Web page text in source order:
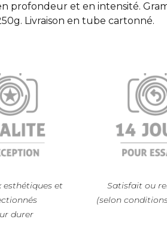
profondeur et en intensité.
Livraison en tube cartonné.
esthétiques et
durer
Satisfait ou
(selon